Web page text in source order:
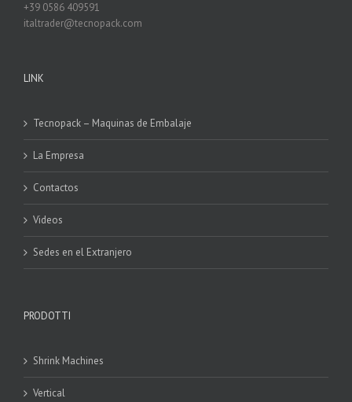
+39 0586 409591
italtrader@tecnopack.com
LINK
Tecnopack – Maquinas de Embalaje
La Empresa
Contactos
Videos
Sedes en el Extranjero
PRODOTTI
Shrink Machines
Vertical